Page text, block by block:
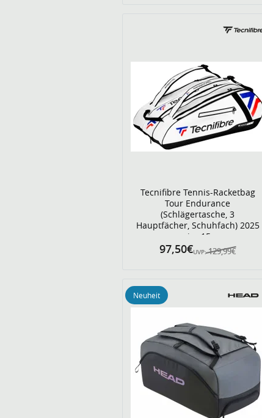
Tecnifibre Tennis-Racketbag
Tour Endurance
(Schlägertasche, 3
Hauptfächer, Schuhfach) 2025
weiss 15er
UVP: 129,99€
97,50€
Neuheit